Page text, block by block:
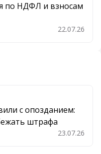
по НДФЛ и взносам
22.07.26
с опозданием:
штрафа
23.07.26